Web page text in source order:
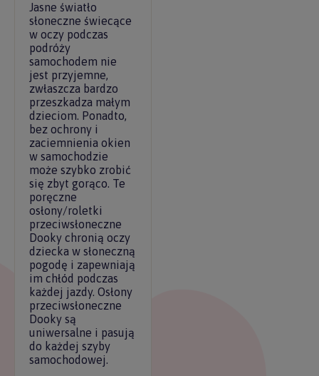
Jasne światło
słoneczne świecące
w oczy podczas
podróży
samochodem nie
jest przyjemne,
zwłaszcza bardzo
przeszkadza małym
dzieciom. Ponadto,
bez ochrony i
zaciemnienia okien
w samochodzie
może szybko zrobić
się zbyt gorąco. Te
poręczne
osłony/roletki
przeciwsłoneczne
Dooky chronią oczy
dziecka w słoneczną
pogodę i zapewniają
im chłód podczas
każdej jazdy. Osłony
przeciwsłoneczne
Dooky są
uniwersalne i pasują
do każdej szyby
samochodowej.